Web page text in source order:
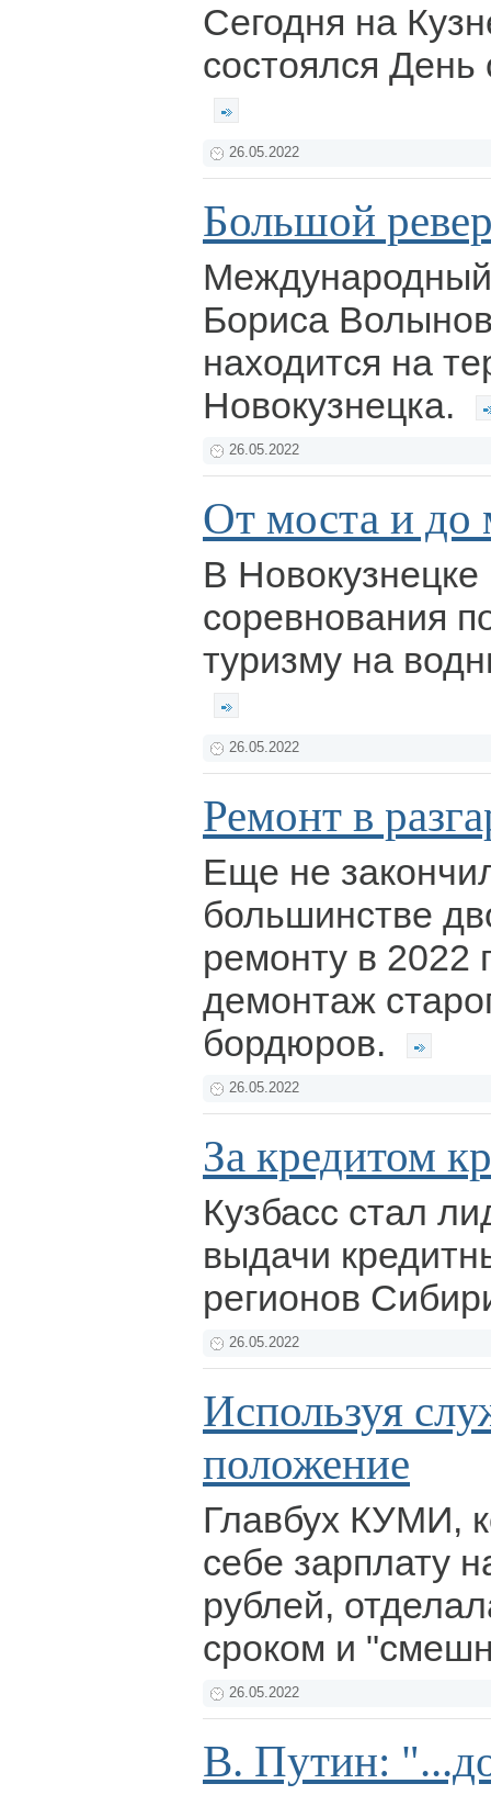
Сегодня на
состоялся
26.05.2022
Большой
Бориса
находится на
Новокузнецка.
26.05.2022
От моста и до
В
соревнования
туризму на
26.05.2022
Ремонт в
Еще не
большинстве
ремонту в 2022
демонтаж
бордюров.
26.05.2022
За кредитом
Кузбасс стал
выдачи
регионов
26.05.2022
Используя
положение
Главбух КУМИ,
себе зарплату
рублей,
сроком и
26.05.2022
В. Путин: